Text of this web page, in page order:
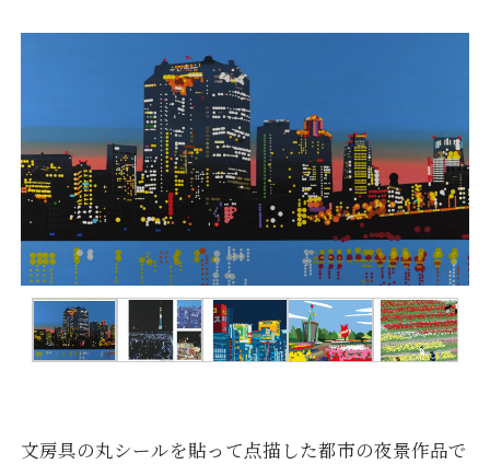
文房具の丸シールを貼って点描した都市の夜景作品で